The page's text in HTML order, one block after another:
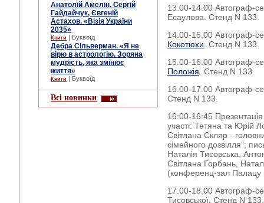
Анатолій Амелін, Сергій
Гайдайчук, Євгеній
Астахов. «Візія України
2035»
Книги | Буквоїд
Дебра Сільверман. «Я не
вірю в астрологію. Зоряна
мудрість, яка змінює
життя»
Книги | Буквоїд
Всі новинки
13.00-14.00 Автограф-
Есаулова. Стенд N 133.
14.00-15.00 Автограф-
Кокотюхи . Стенд N 133.
15.00-16.00 Автограф-
Положія . Стенд N 133.
16.00-17.00 Автограф-
Стенд N 133.
16:00-16:45 Презентація
участі: Тетяна та Юрій
Світлана Скляр -
сімейного дозвілля";
Наталія Тисовська,
Світлана Горбань,
(конференц-зал Палацу
17.00-18.00 Автограф-
Тисовської. Стенд N 133.